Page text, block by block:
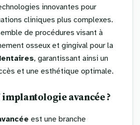
innovantes pour
cliniques plus complexes.
de procédures visant à
osseux et gingival pour la
, garantissant ainsi un
et une esthétique optimale.
implantologie avancée?
est une branche